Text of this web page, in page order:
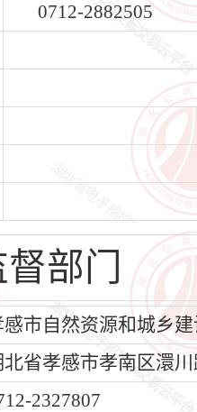
0712-2882505
部门
感市自然资源和城乡
北省孝感市孝南区澴
2327807